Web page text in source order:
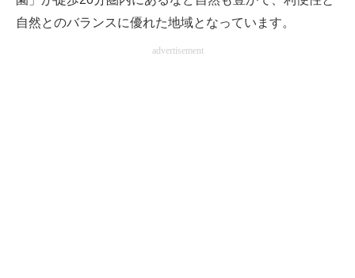
自然とのバランスに優れた地域となっています。
advertisement